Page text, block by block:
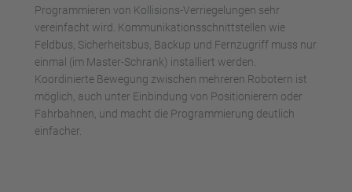
Programmieren von Kollisions-Verriegelungen sehr
vereinfacht wird. Kommunikationsschnittstellen wie
Feldbus, Sicherheitsbus, Backup und Fernzugriff muss nur
einmal (im Master-Schrank) installiert werden.
Koordinierte Bewegung zwischen mehreren Robotern ist
möglich, auch unter Einbindung von Positionierern oder
Fahrbahnen, und macht die Programmierung deutlich
einfacher.